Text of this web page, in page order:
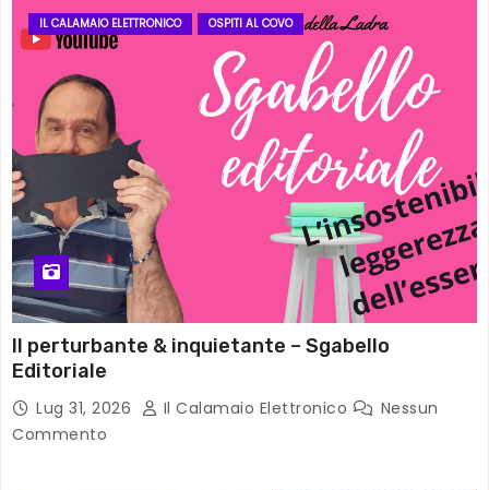
IL CALAMAIO ELETTRONICO OSPITI AL COVO
Il perturbante & inquietante – Sgabello
Editoriale
Lug 31, 2026 Il Calamaio Elettronico
Nessun
Commento